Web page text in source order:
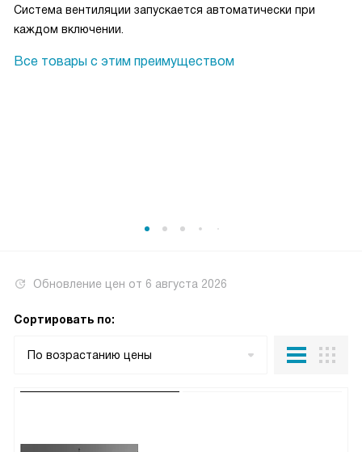
Система вентиляции запускается автоматически при
каждом включении.
Все товары с этим преимуществом
Обновление цен от 6 августа 2026
Сортировать по:
По возрастанию цены